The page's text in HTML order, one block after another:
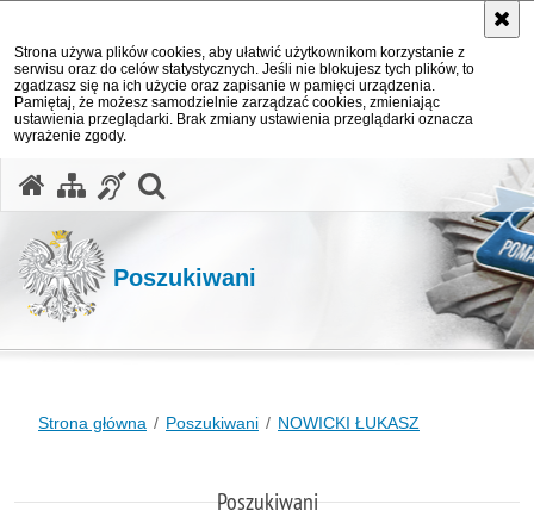
Strona używa plików cookies, aby ułatwić użytkownikom korzystanie z
serwisu oraz do celów statystycznych. Jeśli nie blokujesz tych plików, to
zgadzasz się na ich użycie oraz zapisanie w pamięci urządzenia.
Pamiętaj, że możesz samodzielnie zarządzać cookies, zmieniając
ustawienia przeglądarki. Brak zmiany ustawienia przeglądarki oznacza
wyrażenie zgody.
Poszukiwani
Strona główna Poszukiwani NOWICKI ŁUKASZ
Poszukiwani